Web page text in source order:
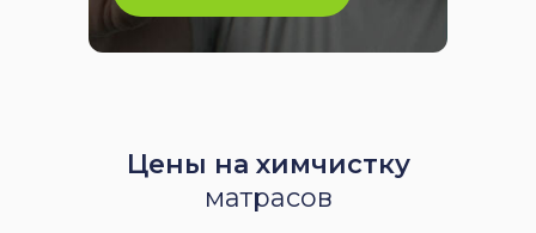
Цены на химчистку
матрасов